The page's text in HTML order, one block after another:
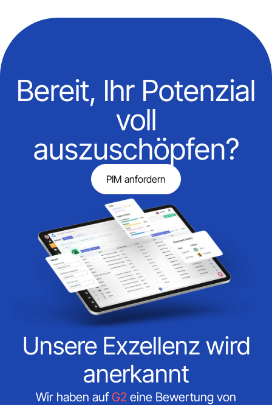
Bereit, Ihr Potenzial
voll
auszuschöpfen?
PIM anfordern
Unsere Exzellenz wird
anerkannt
Wir haben aufG2eine Bewertung von